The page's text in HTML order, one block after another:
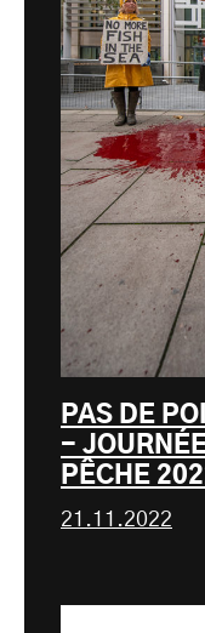
PAS DE
-
PÊCHE
21.11.2022